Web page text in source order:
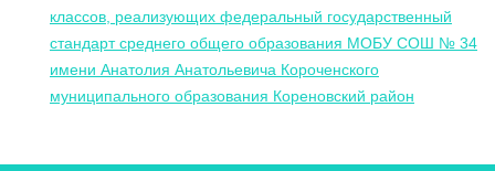
классов, реализующих федеральный государственный
стандарт среднего общего образования МОБУ СОШ № 34
имени Анатолия Анатольевича Короченского
муниципального образования Кореновский район